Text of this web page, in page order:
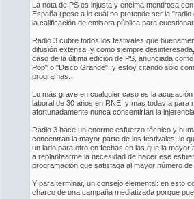
La nota de PS es injusta y encima mentirosa
España (pese a lo cuál no pretende ser la
la calificación de emisora pública para
Radio 3 cubre todos los festivales que
difusión extensa, y como siempre
caso de la última edición de PS, anunciada
Pop" o "Disco Grande", y estoy citando sólo
programas.
Lo más grave en cualquier caso es la
laboral de 30 años en RNE, y más todavía para
afortunadamente nunca consentirían la
Radio 3 hace un enorme esfuerzo técnico y
concentran la mayor parte de los festivales, lo
un lado para otro en fechas en las que la
a replantearme la necesidad de hacer ese
programación que satisfaga al mayor número
Y para terminar, un consejo elemental: en esto
charco de una campaña mediatizada porque